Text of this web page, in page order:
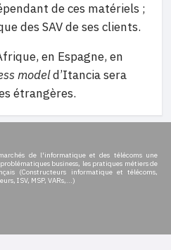
de ces matériels ;
des SAV de ses clients.
en Espagne, en
modeld’Itancia sera
étrangères.
de l'informatique et des télécoms une
business, les pratiques métiers de
(Constructeurs informatique et télécoms,
ISV, MSP, VARs,...)